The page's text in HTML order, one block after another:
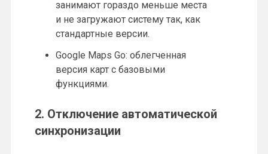
занимают гораздо меньше места
и не загружают систему так, как
стандартные версии.
Google Maps Go: облегченная
версия карт с базовыми
функциями.
2. Отключение автоматической
синхронизации